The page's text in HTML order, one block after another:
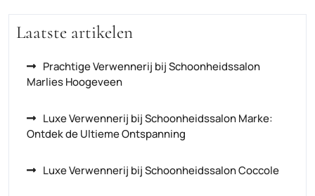
Laatste artikelen
Prachtige Verwennerij bij Schoonheidssalon
Marlies Hoogeveen
Luxe Verwennerij bij Schoonheidssalon Marke:
Ontdek de Ultieme Ontspanning
Luxe Verwennerij bij Schoonheidssalon Coccole